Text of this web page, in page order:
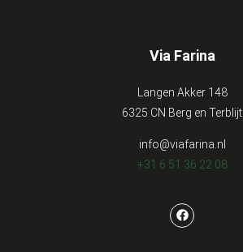
Via Farina
Langen Akker 148
6325 CN Berg en Terblijt
info@viafarina.nl
+31 6 51 36 22 08